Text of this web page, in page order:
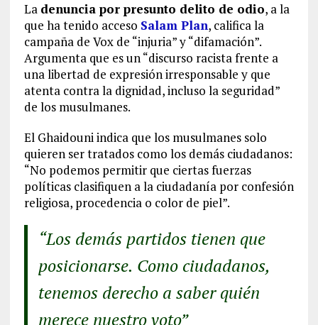
La denuncia por presunto delito de odio, a la
que ha tenido acceso Salam Plan, califica la
campaña de Vox de “injuria” y “difamación”.
Argumenta que es un “discurso racista frente a
una libertad de expresión irresponsable y que
atenta contra la dignidad, incluso la seguridad”
de los musulmanes.
El Ghaidouni indica que los musulmanes solo
quieren ser tratados como los demás ciudadanos:
“No podemos permitir que ciertas fuerzas
políticas clasifiquen a la ciudadanía por confesión
religiosa, procedencia o color de piel”.
“Los demás partidos tienen que
posicionarse. Como ciudadanos,
tenemos derecho a saber quién
merece nuestro voto”